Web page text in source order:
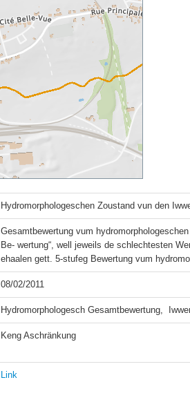
Hydromorphologeschen Zoustand vun den
Gesamtbewertung vum
Be- wertung“, well jeweils de schlechtesten
ehaalen gett. 5-stufeg Bewertung vum
08/02/2011
Hydromorphologesch Gesamtbewertung,
Keng Aschränkung
Link